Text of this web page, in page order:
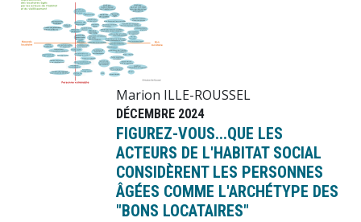
Image
Marion ILLE-ROUSSEL
DÉCEMBRE 2024
FIGUREZ-VOUS...QUE LES
ACTEURS DE L'HABITAT SOCIAL
CONSIDÈRENT LES PERSONNES
ÂGÉES COMME L'ARCHÉTYPE DES
"BONS LOCATAIRES"